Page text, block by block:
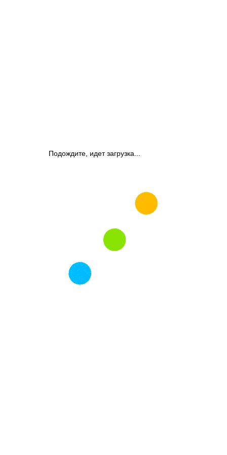
Подождите, идет загрузка...